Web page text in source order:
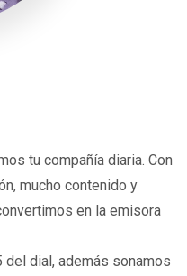
tu compañía diaria. Con
mucho contenido y
en la emisora
del dial, además sonamos